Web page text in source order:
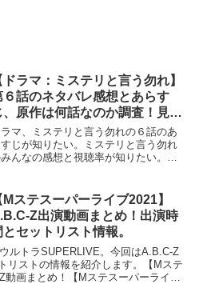
ドラマ：ミステリと言う勿れ】
６話のネタバレ感想とあらす
、原作は何話なのか調査！見逃
配信など情報まとめ。
ラマ、ミステリと言う勿れの６話のあ
すじが知りたい。ミステリと言う勿れ
んなの感想と視聴率が知りたい。無
。今回は月９ドラマ、ミステリと言う
れの第５話の気になる情...
Mステスーパーライブ2021】
Z出演動画まとめ！出演時
とセットリスト情報。
ルトラSUPERLIVE。今回はA.B.C-Z
リストの情報を紹介します。【Mステ
画まとめ！【Mステスーパーライブ